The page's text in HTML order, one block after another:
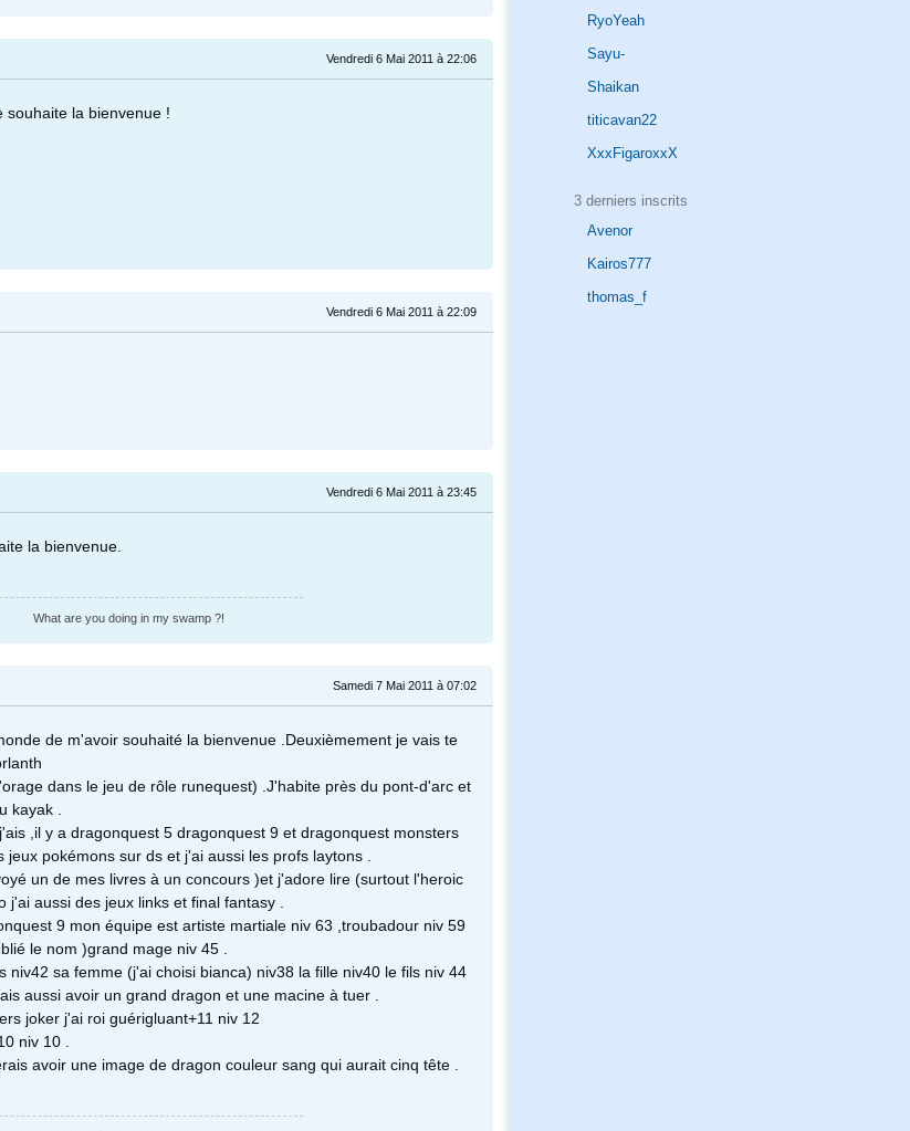
RyoYeah
Sayu-
Shaikan
titicavan22
XxxFigaroxxX
3 derniers inscrits
Avenor
Kairos777
thomas_f
Vendredi 6 Mai 2011 à 22:06
souhaite la bienvenue !
Vendredi 6 Mai 2011 à 22:09
Vendredi 6 Mai 2011 à 23:45
la bienvenue.
What are you doing in my swamp ?!
Samedi 7 Mai 2011 à 07:02
de m'avoir souhaité la bienvenue .Deuxièmement je vais te
dans le jeu de rôle runequest) .J'habite près du pont-d'arc et
kayak .
,il y a dragonquest 5 dragonquest 9 et dragonquest monsters
jeux pokémons sur ds et j'ai aussi les profs laytons .
un de mes livres à un concours )et j'adore lire (surtout l'heroic
j'ai aussi des jeux links et final fantasy .
9 mon équipe est artiste martiale niv 63 ,troubadour niv 59
le nom )grand mage niv 45 .
niv42 sa femme (j'ai choisi bianca) niv38 la fille niv40 le fils niv 44
aussi avoir un grand dragon et une macine à tuer .
joker j'ai roi guérigluant+11 niv 12
niv 10 .
avoir une image de dragon couleur sang qui aurait cinq tête .